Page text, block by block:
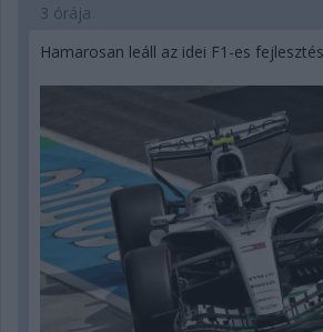
3 órája
Hamarosan leáll az idei F1-es